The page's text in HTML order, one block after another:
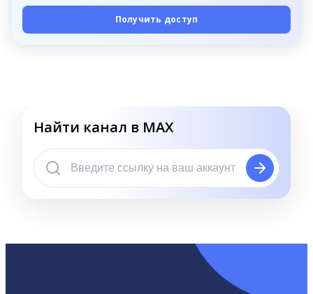
Получить доступ
Найти канал в MAX